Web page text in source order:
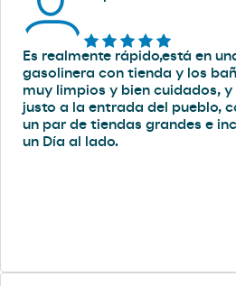
Es realmente rápido,está en
gasolinera con tienda y los
muy limpios y bien cuidados, y
justo a la entrada del pueblo,
un par de tiendas grandes e
un Día al lado.